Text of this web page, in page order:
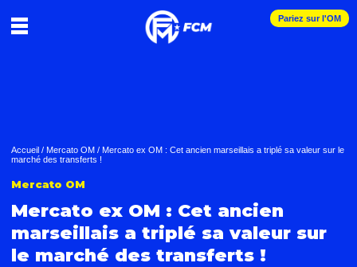
Pariez sur l'OM
Accueil / Mercato OM / Mercato ex OM : Cet ancien marseillais a triplé sa valeur sur le
marché des transferts !
Mercato OM
Mercato ex OM : Cet ancien
marseillais a triplé sa valeur sur
le marché des transferts !